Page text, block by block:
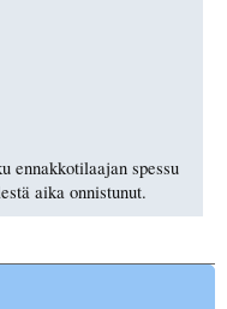
ennakkotilaajan spessu
aika onnistunut.